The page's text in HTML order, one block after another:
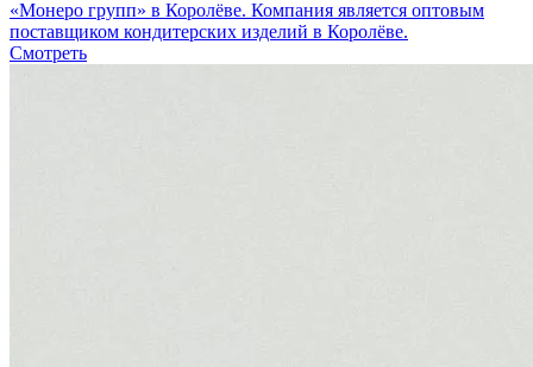
«Монеро групп» в Королёве. Компания является оптовым
поставщиком кондитерских изделий в Королёве.
Смотреть